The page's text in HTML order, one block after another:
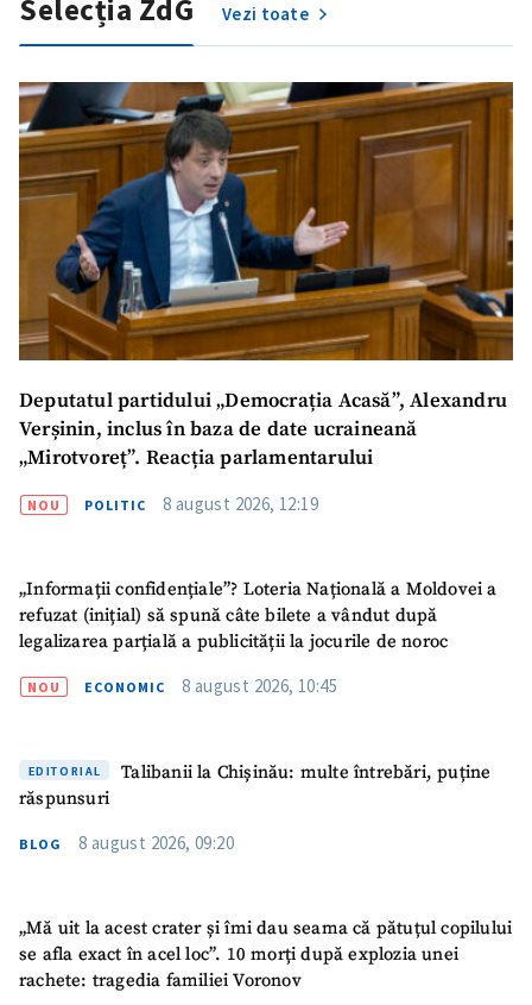
SUSȚINE
Selecția ZdG Vezi toate
Deputatul partidului „Democrația Acasă”, Alexandru
Verșinin, inclus în baza de date ucraineană
„Mirotvoreț”. Reacția parlamentarului
NOU POLITIC 8 august 2026, 12:19
„Informații confidențiale”? Loteria Națională a Moldovei a
refuzat (inițial) să spună câte bilete a vândut după
legalizarea parțială a publicității la jocurile de noroc
NOU ECONOMIC 8 august 2026, 10:45
EDITORIAL
Talibanii la Chișinău: multe întrebări, puține
răspunsuri
BLOG 8 august 2026, 09:20
„Mă uit la acest crater și îmi dau seama că pătuțul copilului
se afla exact în acel loc”. 10 morți după explozia unei
rachete: tragedia familiei Voronov
Am citit și sunt de
TRIMITE ȘTIREA